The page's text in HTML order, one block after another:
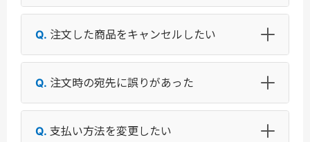
注文した商品をキャンセルしたい
注文時の宛先に誤りがあった
支払い方法を変更したい